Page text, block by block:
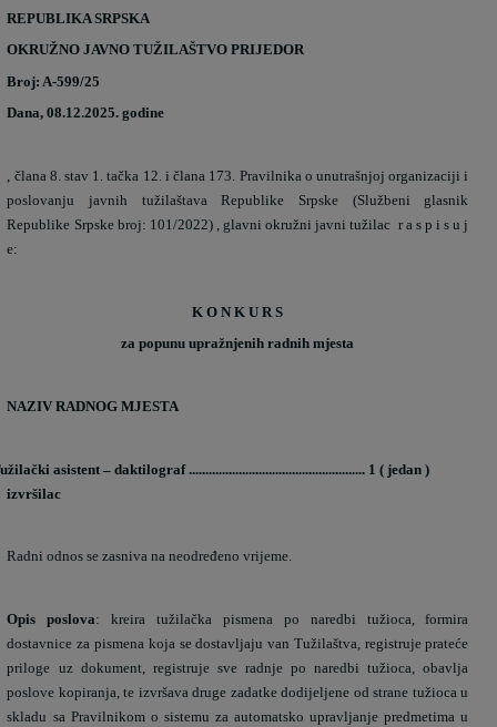
REPUBLIKA SRPSKA
OKRUŽNO JAVNO TUŽILAŠTVO PRIJEDOR
Broj: A-599/25
Dana, 08.12.2025. godine
, člana 8. stav 1. tačka 12. i člana 173. Pravilnika o unutrašnjoj organizaciji i
poslovanju javnih tužilaštava Republike Srpske (Službeni glasnik
Republike Srpske broj: 101/2022) , glavni okružni javni tužilac r a s p i s u j
e:
K O N K U R S
za popunu upražnjenih radnih mjesta
NAZIV RADNOG MJESTA
asistent – daktilograf ..................................................... 1 ( jedan )
izvršilac
Radni odnos se zasniva na neodređeno vrijeme.
Opis poslova: kreira tužilačka pismena po naredbi tužioca, formira
dostavnice za pismena koja se dostavljaju van Tužilaštva, registruje prateće
priloge uz dokument, registruje sve radnje po naredbi tužioca, obavlja
poslove kopiranja, te izvršava druge zadatke dodijeljene od strane tužioca u
skladu sa Pravilnikom o sistemu za automatsko upravljanje predmetima u